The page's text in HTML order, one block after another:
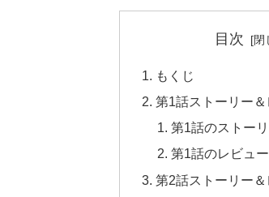
目次
もくじ
第1話ストーリー
第1話のストー
第1話のレビュー
第2話ストーリー